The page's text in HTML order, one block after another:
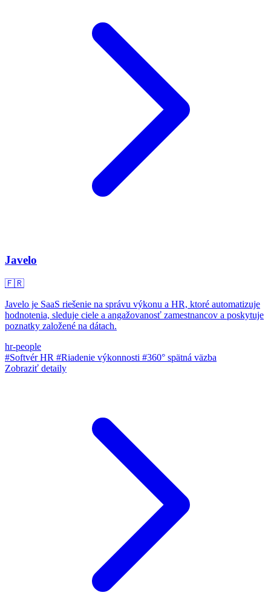
Javelo
🇫🇷
Javelo je SaaS riešenie na správu výkonu a HR, ktoré automatizuje
hodnotenia, sleduje ciele a angažovanosť zamestnancov a poskytuje
poznatky založené na dátach.
hr-people
#Softvér HR #Riadenie výkonnosti #360° spätná väzba
Zobraziť detaily